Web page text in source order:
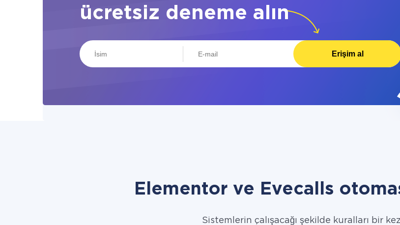
ücretsiz deneme alın
Erişim al
Elementor ve Evecalls
Sistemlerin çalışacağı şekilde kuralları bir kez